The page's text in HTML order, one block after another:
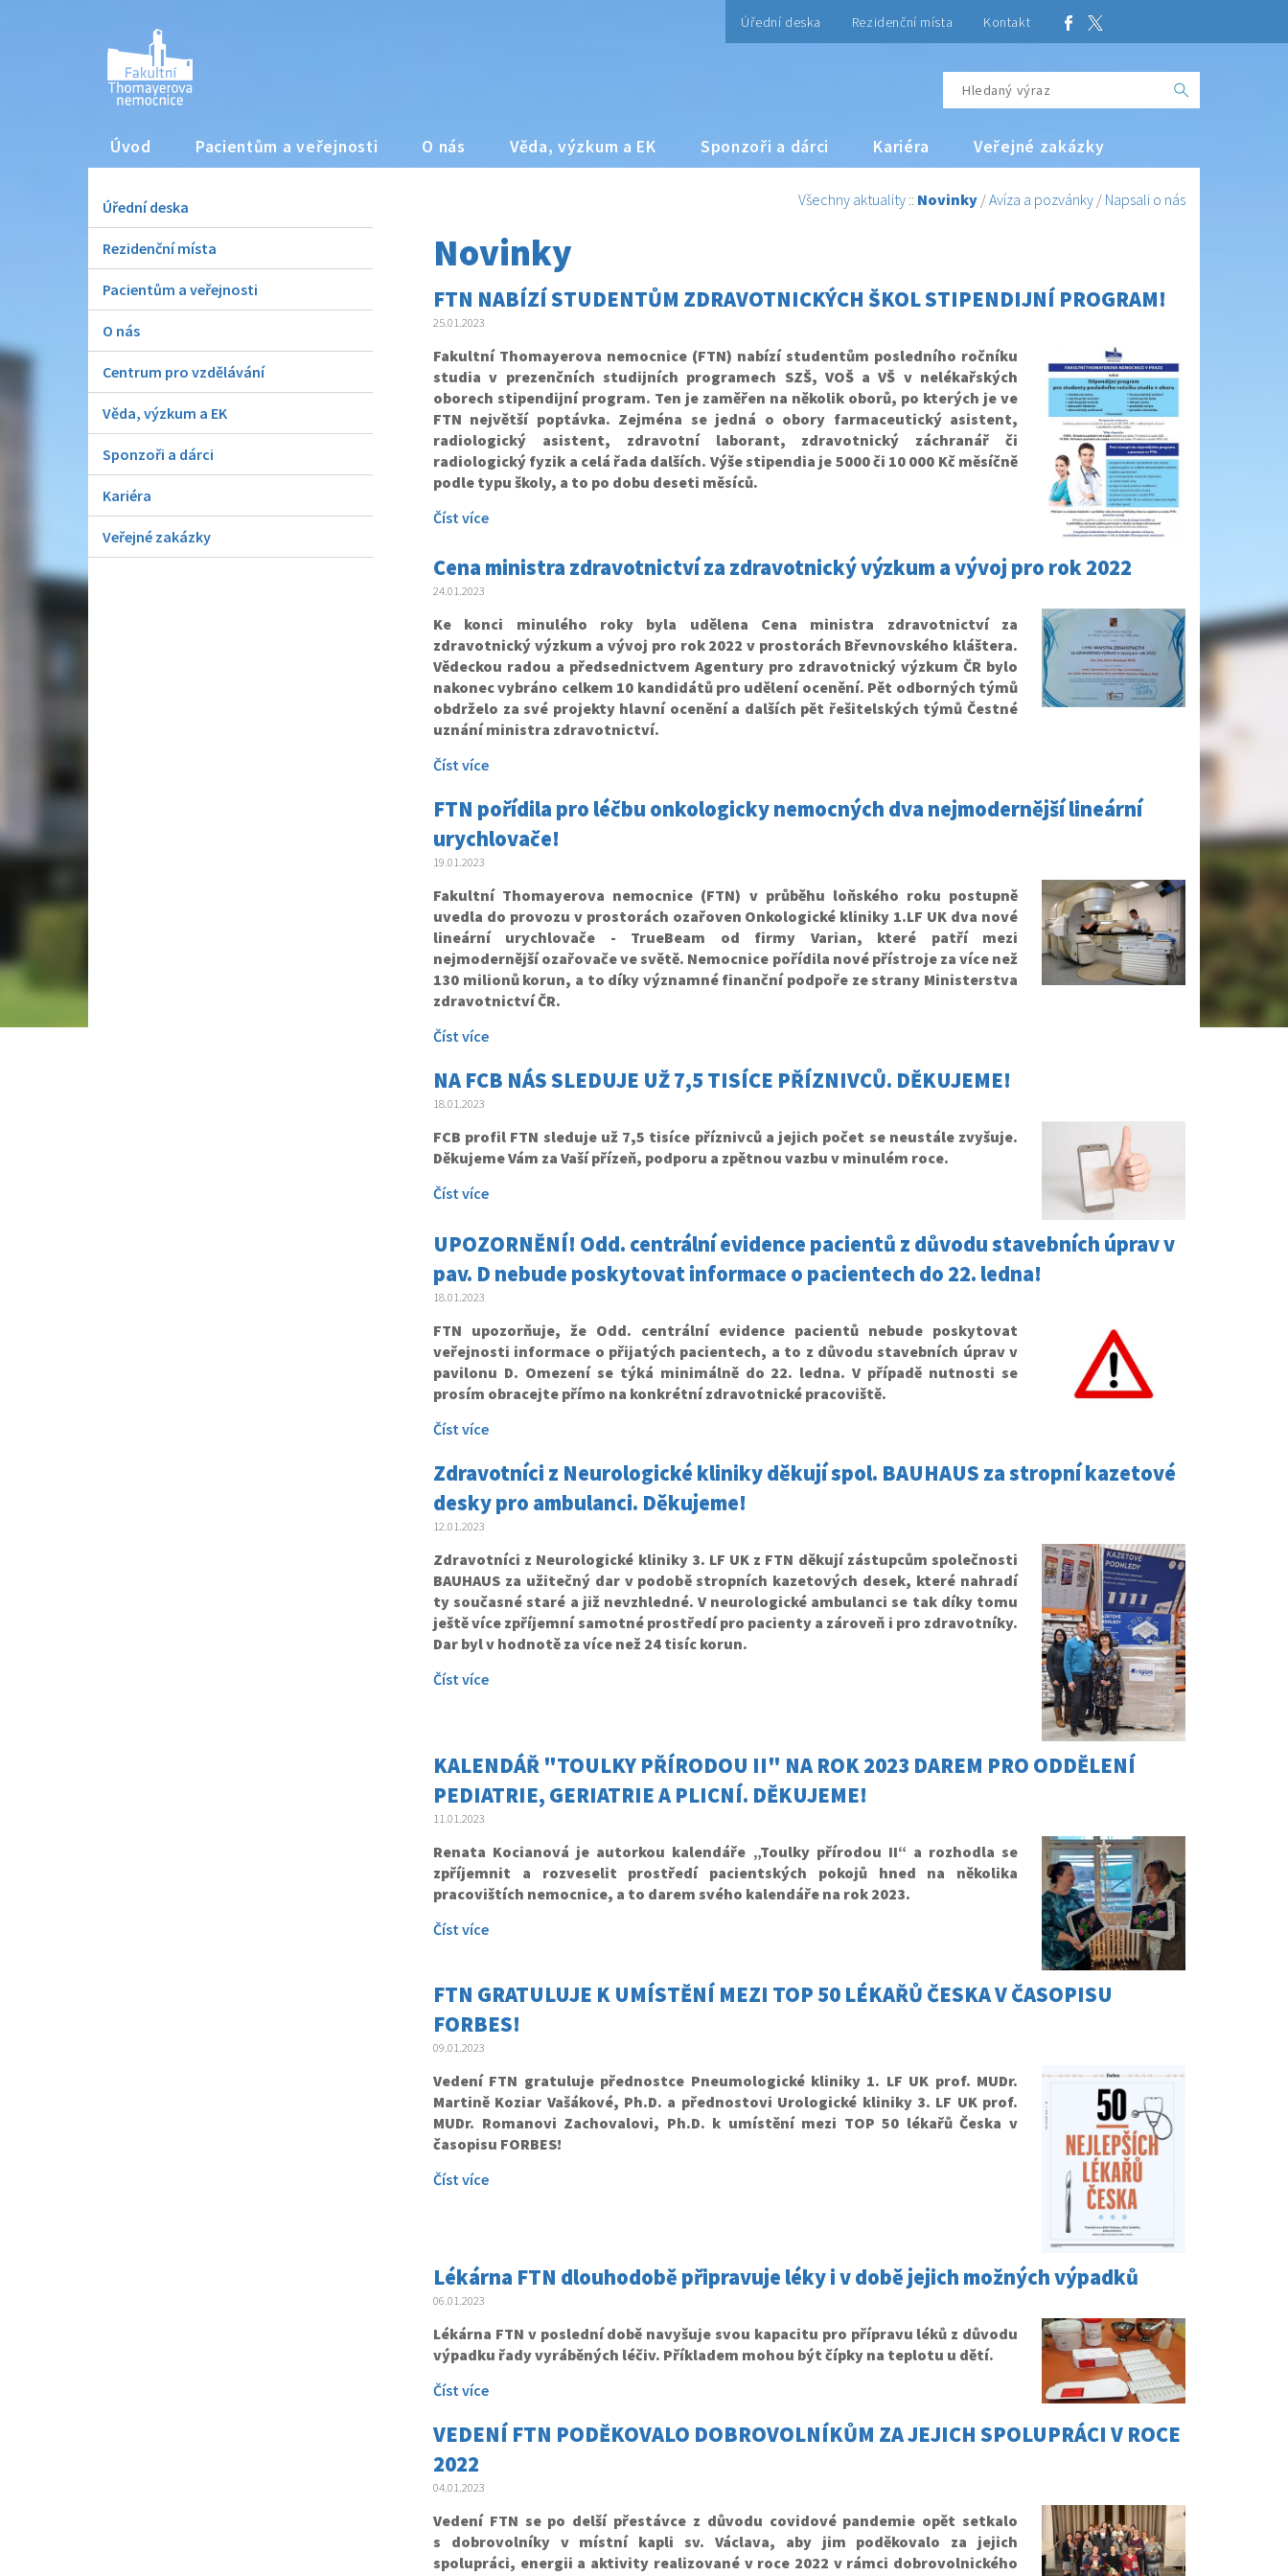
Úřední deska Rezidenční místa Kontakt
Úvod Pacientům a veřejnosti O nás Věda, výzkum a EK Sponzoři a dárci Kariéra Veřejné zakázky
Úřední deska
Rezidenční místa
Pacientům a veřejnosti
O nás
Centrum pro vzdělávání
Věda, výzkum a EK
Sponzoři a dárci
Kariéra
Veřejné zakázky
Všechny aktuality :: Novinky /Avíza a pozvánky / Napsali o nás
Novinky
FTN NABÍZÍ STUDENTŮM ZDRAVOTNICKÝCH ŠKOL STIPENDIJNÍ PROGRAM!
25.01.2023
Fakultní Thomayerova nemocnice (FTN) nabízí studentům posledního ročníku
studia v prezenčních studijních programech SZŠ, VOŠ a VŠ v nelékařských
oborech stipendijní program. Ten je zaměřen na několik oborů, po kterých je ve
FTN největší poptávka. Zejména se jedná o obory farmaceutický asistent,
radiologický asistent, zdravotní laborant, zdravotnický záchranář či
radiologický fyzik a celá řada dalších. Výše stipendia je 5000 či 10 000 Kč měsíčně
podle typu školy, a to po dobu deseti měsíců.
Číst více
Cena ministra zdravotnictví za zdravotnický výzkum a vývoj pro rok 2022
24.01.2023
Ke konci minulého roky byla udělena Cena ministra zdravotnictví za
zdravotnický výzkum a vývoj pro rok 2022 v prostorách Břevnovského kláštera.
Vědeckou radou a předsednictvem Agentury pro zdravotnický výzkum ČR bylo
nakonec vybráno celkem 10 kandidátů pro udělení ocenění. Pět odborných týmů
obdrželo za své projekty hlavní ocenění a dalších pět řešitelských týmů Čestné
uznání ministra zdravotnictví.
Číst více
FTN pořídila pro léčbu onkologicky nemocných dva nejmodernější lineární
urychlovače!
19.01.2023
Fakultní Thomayerova nemocnice (FTN) v průběhu loňského roku postupně
uvedla do provozu v prostorách ozařoven Onkologické kliniky 1.LF UK dva nové
lineární urychlovače - TrueBeam od firmy Varian, které patří mezi
nejmodernější ozařovače ve světě. Nemocnice pořídila nové přístroje za více než
130 milionů korun, a to díky významné finanční podpoře ze strany Ministerstva
zdravotnictví ČR.
Číst více
NA FCB NÁS SLEDUJE UŽ 7,5 TISÍCE PŘÍZNIVCŮ. DĚKUJEME!
18.01.2023
FCB profil FTN sleduje už 7,5 tisíce příznivců a jejich počet se neustále zvyšuje.
Děkujeme Vám za Vaší přízeň, podporu a zpětnou vazbu v minulém roce.
Číst více
UPOZORNĚNÍ! Odd. centrální evidence pacientů z důvodu stavebních úprav v
pav. D nebude poskytovat informace o pacientech do 22. ledna!
18.01.2023
FTN upozorňuje, že Odd. centrální evidence pacientů nebude poskytovat
veřejnosti informace o přijatých pacientech, a to z důvodu stavebních úprav v
pavilonu D. Omezení se týká minimálně do 22. ledna. V případě nutnosti se
prosím obracejte přímo na konkrétní zdravotnické pracoviště.
Číst více
Zdravotníci z Neurologické kliniky děkují spol. BAUHAUS za stropní kazetové
desky pro ambulanci. Děkujeme!
12.01.2023
Zdravotníci z Neurologické kliniky 3. LF UK z FTN děkují zástupcům společnosti
BAUHAUS za užitečný dar v podobě stropních kazetových desek, které nahradí
ty současné staré a již nevzhledné. V neurologické ambulanci se tak díky tomu
ještě více zpříjemní samotné prostředí pro pacienty a zároveň i pro zdravotníky.
Dar byl v hodnotě za více než 24 tisíc korun.
Číst více
KALENDÁŘ "TOULKY PŘÍRODOU II" NA ROK 2023 DAREM PRO ODDĚLENÍ
PEDIATRIE, GERIATRIE A PLICNÍ. DĚKUJEME!
11.01.2023
Renata Kocianová je autorkou kalendáře „Toulky přírodou II“ a rozhodla se
zpříjemnit a rozveselit prostředí pacientských pokojů hned na několika
pracovištích nemocnice, a to darem svého kalendáře na rok 2023.
Číst více
FTN GRATULUJE K UMÍSTĚNÍ MEZI TOP 50 LÉKAŘŮ ČESKA V ČASOPISU
FORBES!
09.01.2023
Vedení FTN gratuluje přednostce Pneumologické kliniky 1. LF UK prof. MUDr.
Martině Koziar Vašákové, Ph.D. a přednostovi Urologické kliniky 3. LF UK prof.
MUDr. Romanovi Zachovalovi, Ph.D. k umístění mezi TOP 50 lékařů Česka v
časopisu FORBES!
Číst více
Lékárna FTN dlouhodobě připravuje léky i v době jejich možných výpadků
06.01.2023
Lékárna FTN v poslední době navyšuje svou kapacitu pro přípravu léků z důvodu
výpadku řady vyráběných léčiv. Příkladem mohou být čípky na teplotu u dětí.
Číst více
VEDENÍ FTN PODĚKOVALO DOBROVOLNÍKŮM ZA JEJICH SPOLUPRÁCI V ROCE
2022
04.01.2023
Vedení FTN se po delší přestávce z důvodu covidové pandemie opět setkalo
s dobrovolníky v místní kapli sv. Václava, aby jim poděkovalo za jejich
spolupráci, energii a aktivity realizované v roce 2022 v rámci dobrovolnického